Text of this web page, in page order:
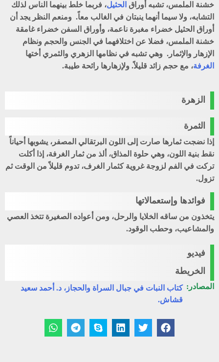
خشنة الملمس، تشبه أوراق الحثيل، فربما خلط بينهما الناس لذلك
التشابه، ولا سيما أنهما ينبتان في الغالب معاً. ومنعم النظر يجد أن
أوراق الحثيل خضراء مغبرة ناعمة، وأوراق السفن خضراء غامقة
خشنة الملمس، فضلا عن اختلافهما في الجنس والحجم ونظام
الإزهار والإثمار. وهي تشبه في نظامها الزهري والثمري أختها
الغرفة، مع حجم زائد قليلاً. ولإزهارها رائحة طيبة.
الزهرة
الثمرة
إذا نضجت ثمارها صارت إلى اللون البرتقالي المصفر، يشوبها أحياناً
نقط بنية اللون، وهي حلوة المذاق، ألذ من ثمار الغرفة، إذا أكلت
تركت في الفم لزوجة غروية كثمار الغرف، تدوم قليلاً من الوقت ثم
تزول.
فوائدها وإستعمالاتها
يتخذون من ساقه الخلايا والرحل، ومن أعواده الصغيرة تتخذ العصي
والمشاعيب، وحطب الوقود.
فيديو
الخريطة
المصادر: كتاب النبات في جبال السراة والحجاز، د. أحمد سعيد
قشاش.